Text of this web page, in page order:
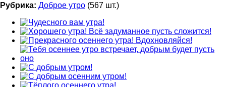
Рубрика: Доброе утро (567 шт.)